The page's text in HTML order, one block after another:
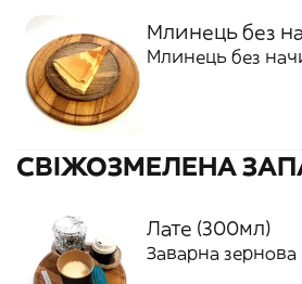
Млинець без
Млинець без
СВІЖОЗМЕЛЕНА
Лате (300мл)
Заварна зернова